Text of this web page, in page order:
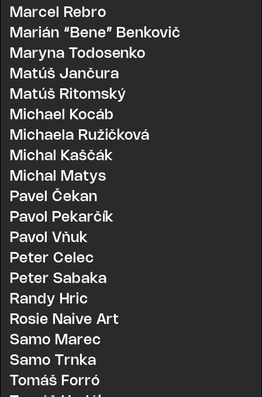
Marcel Rebro
Marián “Bene” Benkovič
Maryna Todosenko
Matúš Jančura
Matúš Ritomský
Michael Kocáb
Michaela Ružičková
Michal Kaščák
Michal Matys
Pavel Čekan
Pavol Pekarčík
Pavol Vňuk
Peter Celec
Peter Sabaka
Randy Hric
Rosie Naive Art
Samo Marec
Samo Trnka
Tomáš Forró